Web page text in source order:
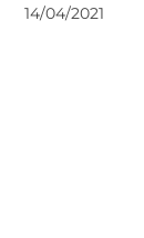
14/04/2021